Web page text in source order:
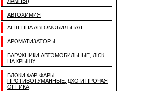
АВТОХИМИЯ
АНТЕННА АВТОМОБИЛЬНАЯ
АРОМАТИЗАТОРЫ
БАГАЖНИКИ АВТОМОБИЛЬНЫЕ, ЛЮК
НА КРЫШУ
БЛОКИ ФАР, ФАРЫ
ПРОТИВОТУМАННЫЕ, ДХО И ПРОЧАЯ
ОПТИКА